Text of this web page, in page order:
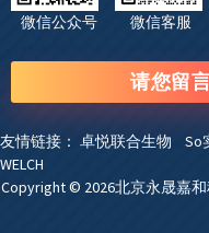
微信公众号 微信客服
请您留
友情链接： 卓悦联合生物 So
WELCH
Copyright © 2026北京永晟嘉